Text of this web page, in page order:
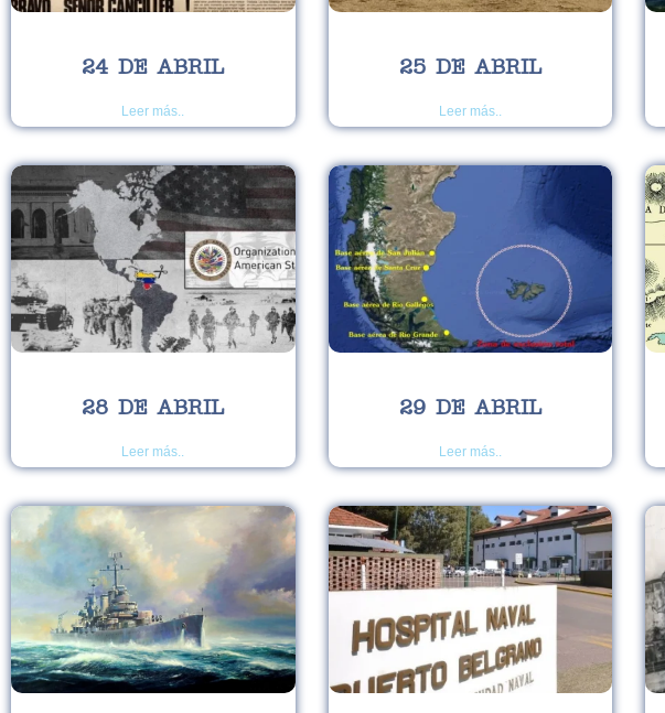
24 DE ABRIL
Leer más..
25 DE ABRIL
Leer más..
28 DE ABRIL
Leer más..
29 DE ABRIL
Leer más..